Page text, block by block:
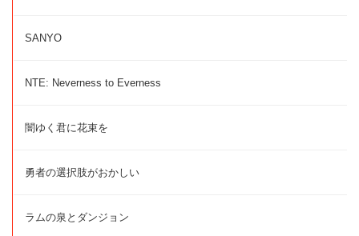
SANYO
NTE: Neverness to Everness
闇ゆく君に花束を
勇者の選択肢がおかしい
ラムの泉とダンジョン